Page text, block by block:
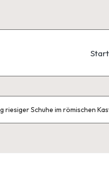
Start
riesiger Schuhe im römischen